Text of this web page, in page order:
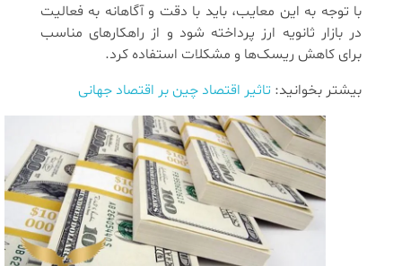
با توجه به این معایب، باید با دقت و آگاهانه به فعالیت
در بازار ثانویه ارز پرداخته شود و از راهکارهای مناسب
برای کاهش ریسک‌ها و مشکلات استفاده کرد.
بیشتر بخوانید: تاثیر اقتصاد چین بر اقتصاد جهانی